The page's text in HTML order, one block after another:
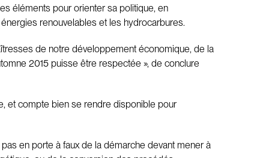
éléments pour orienter sa politique, en
renouvelables et les hydrocarbures.
de notre développement économique, de la
2015 puisse être respectée », de conclure
et compte bien se rendre disponible pour
en porte à faux de la démarche devant mener à